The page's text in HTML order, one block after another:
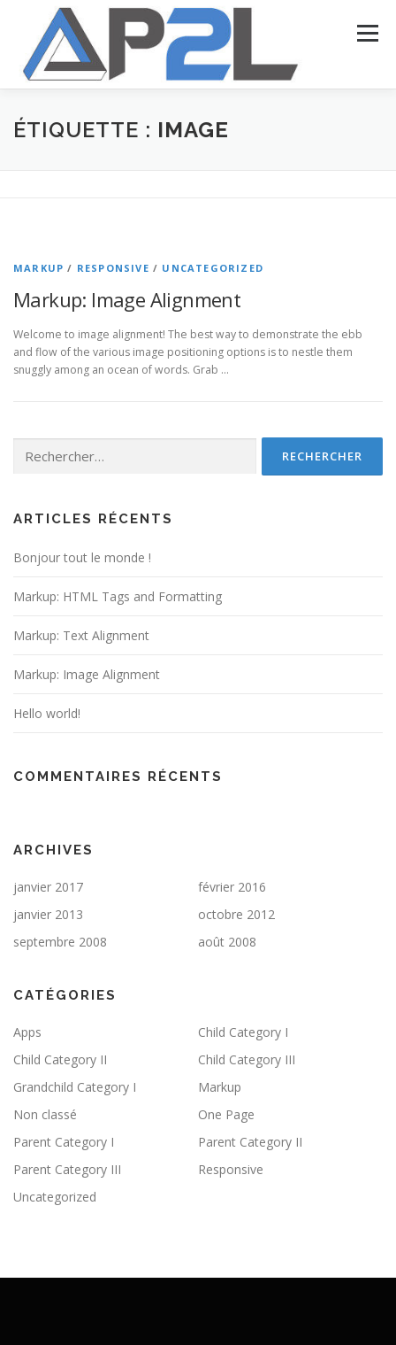
contenu
Menu
ACCUEIL PRÉSENTATION
ÉTIQUETTE : IMAGE
MARKUP / RESPONSIVE / UNCATEGORIZED
Markup: Image Alignment
Welcome to image alignment! The best way to demonstrate the ebb
and flow of the various image positioning options is to nestle them
snuggly among an ocean of words. Grab …
ARTICLES RÉCENTS
Bonjour tout le monde !
Markup: HTML Tags and Formatting
Markup: Text Alignment
Markup: Image Alignment
Hello world!
COMMENTAIRES RÉCENTS
ARCHIVES
janvier 2017
février 2016
janvier 2013
octobre 2012
septembre 2008
août 2008
CATÉGORIES
Apps
Child Category I
Child Category II
Child Category III
Grandchild Category I
Markup
Non classé
One Page
Parent Category I
Parent Category II
Parent Category III
Responsive
Uncategorized